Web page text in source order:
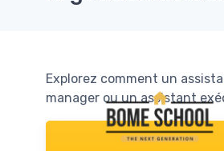
Explorez comment un
manager ou un assistant